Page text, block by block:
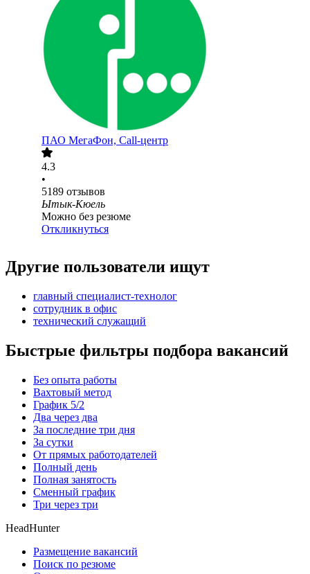
ПАО МегаФон, Call-центр
4.3
•
5189 отзывов
Ытык-Кюель
Можно без резюме
Откликнуться
Другие пользователи ищут
главный специалист-технолог
сотрудник в офис
технический служащий
Быстрые фильтры подбора вакансий
Без опыта работы
Вахтовый метод
График 5/2
Два через два
За последние три дня
За сутки
От прямых работодателей
Полный день
Полная занятость
Сменный график
Три через три
HeadHunter
Размещение вакансий
Поиск по резюме